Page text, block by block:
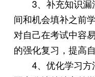
3、补充知识
间和机会填补之前
对自己在考试中容
的强化复习，提高
4、优化学习